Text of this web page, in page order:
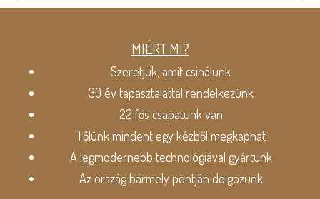
MIÉRT MI?
Szeretjük, amit csinálunk
30 év tapasztalattal rendelkezünk
22 fős csapatunk van
Tőlünk mindent egy kézből megkaphat
A legmodernebb technológiával gyártunk
Az ország bármely pontján dolgozunk